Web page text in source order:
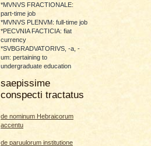
*MVNVS FRACTIONALE:
part-time job
*MVNVS PLENVM: full-time job
*PECVNIA FACTICIA: fiat
currency
*SVBGRADVATORIVS, -a, -
um: pertaining to
undergraduate education
saepissime
conspecti tractatus
de nominum Hebraicorum
accentu
de paruulorum institutione